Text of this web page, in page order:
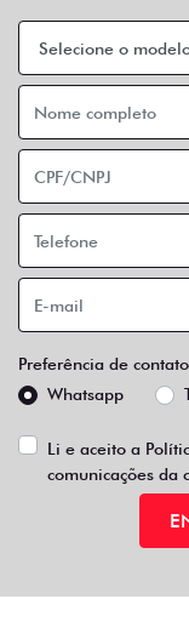
Preferência de
Whatsapp
Li e aceito a
comunicações da